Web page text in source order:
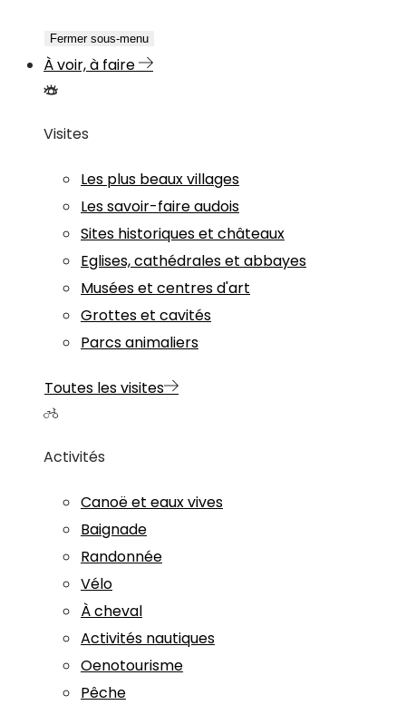
Fermer sous-menu
À voir, à faire
Visites
Les plus beaux villages
Les savoir-faire audois
Sites historiques et châteaux
Eglises, cathédrales et abbayes
Musées et centres d'art
Grottes et cavités
Parcs animaliers
Toutes les visites
Activités
Canoë et eaux vives
Baignade
Randonnée
Vélo
À cheval
Activités nautiques
Oenotourisme
Pêche